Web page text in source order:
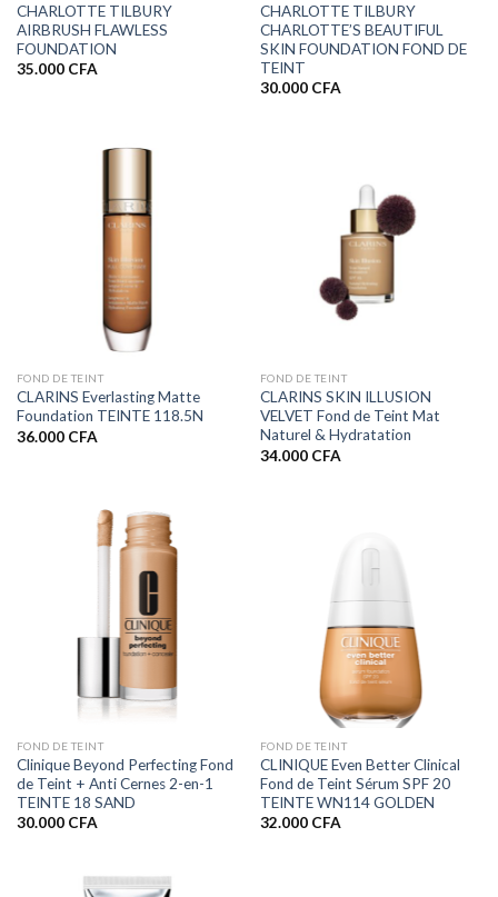
CHARLOTTE TILBURY
AIRBRUSH FLAWLESS
FOUNDATION
35.000 CFA
CHARLOTTE TILBURY
CHARLOTTE’S BEAUTIFUL
SKIN FOUNDATION FOND DE
TEINT
30.000 CFA
FOND DE TEINT
CLARINS Everlasting Matte
Foundation TEINTE 118.5N
36.000 CFA
FOND DE TEINT
CLARINS SKIN ILLUSION
VELVET Fond de Teint Mat
Naturel & Hydratation
34.000 CFA
FOND DE TEINT
Clinique Beyond Perfecting Fond
de Teint + Anti Cernes 2-en-1
TEINTE 18 SAND
30.000 CFA
FOND DE TEINT
CLINIQUE Even Better Clinical
Fond de Teint Sérum SPF 20
TEINTE WN114 GOLDEN
32.000 CFA